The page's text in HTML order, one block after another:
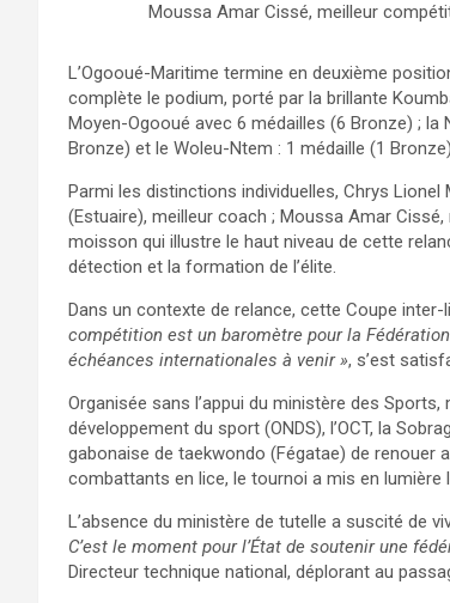
Moussa Amar Cissé, meilleur
L’Ogooué-Maritime termine en deuxième
complète le podium, porté par la brillante
Moyen-Ogooué avec 6 médailles (6 Bronze) ; la
Bronze) et le Woleu-Ntem : 1 médaille (1 Bronze)
Parmi les distinctions individuelles, Chrys
(Estuaire), meilleur coach ; Moussa Amar
moisson qui illustre le haut niveau de cette
détection et la formation de l’élite.
Dans un contexte de relance, cette Coupe
compétition est un baromètre pour la
échéances internationales à venir », s’est
Organisée sans l’appui du ministère des
développement du sport (ONDS), l’OCT, la
gabonaise de taekwondo (Fégatae) de renouer
combattants en lice, le tournoi a mis en lumière
L’absence du ministère de tutelle a suscité de
C’est le moment pour l’État de soutenir une
Directeur technique national, déplorant au